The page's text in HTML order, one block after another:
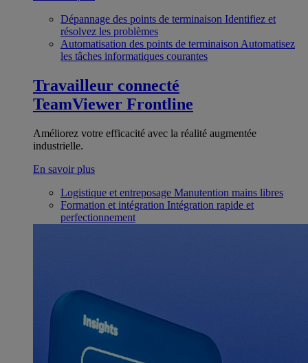
Dépannage des points de terminaison Identifiez et
résolvez les problèmes
Automatisation des points de terminaison Automatisez
les tâches informatiques courantes
Travailleur connecté
TeamViewer Frontline
Améliorez votre efficacité avec la réalité augmentée
industrielle.
En savoir plus
Logistique et entreposage Manutention mains libres
Formation et intégration Intégration rapide et
perfectionnement